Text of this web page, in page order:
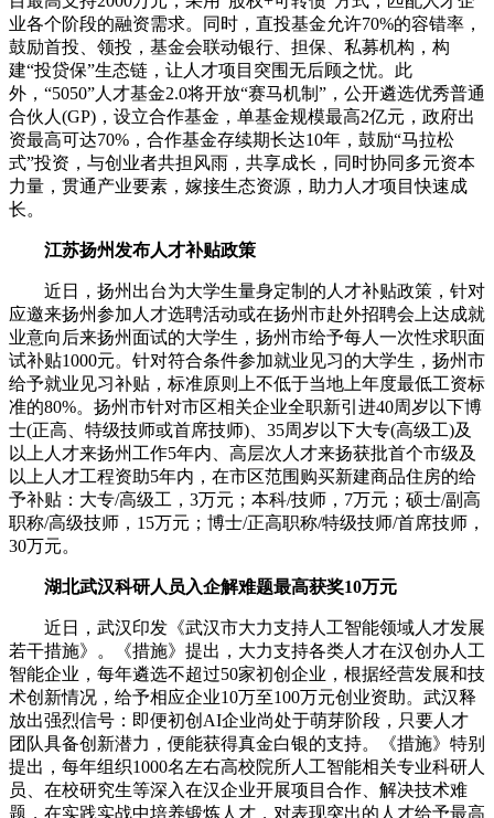
业各个阶段的融资需求。同时，直投基金允许70%的容错率，
鼓励首投、领投，基金会联动银行、担保、私募机构，构
建“投贷保”生态链，让人才项目突围无后顾之忧。此
外，“5050”人才基金2.0将开放“赛马机制”，公开遴选优秀普通
合伙人(GP)，设立合作基金，单基金规模最高2亿元，政府出
资最高可达70%，合作基金存续期长达10年，鼓励“马拉松
式”投资，与创业者共担风雨，共享成长，同时协同多元资本
力量，贯通产业要素，嫁接生态资源，助力人才项目快速成
长。
江苏扬州发布人才补贴政策
近日，扬州出台为大学生量身定制的人才补贴政策，针对
应邀来扬州参加人才选聘活动或在扬州市赴外招聘会上达成就
业意向后来扬州面试的大学生，扬州市给予每人一次性求职面
试补贴1000元。针对符合条件参加就业见习的大学生，扬州市
给予就业见习补贴，标准原则上不低于当地上年度最低工资标
准的80%。扬州市针对市区相关企业全职新引进40周岁以下博
士(正高、特级技师或首席技师)、35周岁以下大专(高级工)及
以上人才来扬州工作5年内、高层次人才来扬获批首个市级及
以上人才工程资助5年内，在市区范围购买新建商品住房的给
予补贴：大专/高级工，3万元；本科/技师，7万元；硕士/副高
职称/高级技师，15万元；博士/正高职称/特级技师/首席技师，
30万元。
湖北武汉科研人员入企解难题最高获奖10万元
近日，武汉印发《武汉市大力支持人工智能领域人才发展
若干措施》。《措施》提出，大力支持各类人才在汉创办人工
智能企业，每年遴选不超过50家初创企业，根据经营发展和技
术创新情况，给予相应企业10万至100万元创业资助。武汉释
放出强烈信号：即便初创AI企业尚处于萌芽阶段，只要人才
团队具备创新潜力，便能获得真金白银的支持。《措施》特别
提出，每年组织1000名左右高校院所人工智能相关专业科研人
员、在校研究生等深入在汉企业开展项目合作、解决技术难
题，在实践实战中培养锻炼人才，对表现突出的人才给予最高